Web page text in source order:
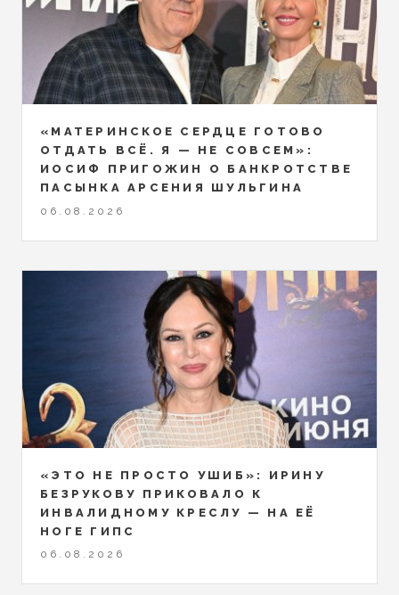
«МАТЕРИНСКОЕ СЕРДЦЕ ГОТОВО
ОТДАТЬ ВСЁ. Я — НЕ СОВСЕМ»:
ИОСИФ ПРИГОЖИН О БАНКРОТСТВЕ
ПАСЫНКА АРСЕНИЯ ШУЛЬГИНА
06.08.2026
«ЭТО НЕ ПРОСТО УШИБ»: ИРИНУ
БЕЗРУКОВУ ПРИКОВАЛО К
ИНВАЛИДНОМУ КРЕСЛУ — НА ЕЁ
НОГЕ ГИПС
06.08.2026